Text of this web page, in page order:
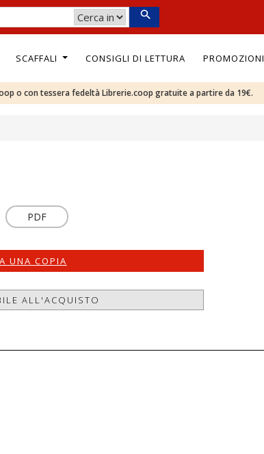
SCAFFALI CONSIGLI DI LETTURA PROMOZIONI
o con tessera fedeltà Librerie.coop gratuite a partire da 19€.
PDF
UNA COPIA
ALL'ACQUISTO